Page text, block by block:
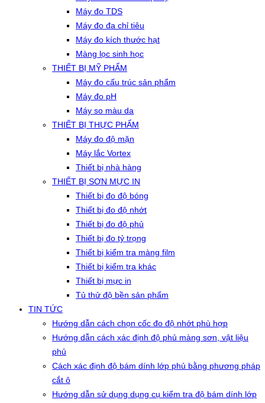
Máy đo TDS
Máy đo đa chỉ tiêu
Máy đo kích thước hạt
Màng lọc sinh học
THIẾT BỊ MỸ PHẨM
Máy đo cấu trúc sản phẩm
Máy đo pH
Máy so màu da
THIẾT BỊ THỰC PHẨM
Máy đo độ mặn
Máy lắc Vortex
Thiết bị nhà hàng
THIẾT BỊ SƠN MỰC IN
Thiết bị đo độ bóng
Thiết bị đo độ nhớt
Thiết bị đo độ phủ
Thiết bị đo tỷ trọng
Thiết bị kiểm tra màng film
Thiết bị kiểm tra khác
Thiết bị mực in
Tủ thử độ bền sản phẩm
TIN TỨC
Hướng dẫn cách chọn cốc đo độ nhớt phù hợp
Hướng dẫn cách xác định độ phủ màng sơn, vật liệu
phủ
Cách xác định độ bám dính lớp phủ bằng phương pháp
cắt ô
Hướng dẫn sử dụng dụng cụ kiểm tra độ bám dính lớp